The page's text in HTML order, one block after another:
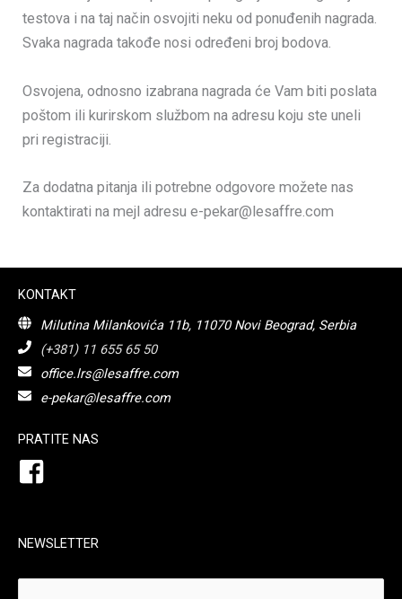
testova i na taj način osvojiti neku od ponuđenih nagrada.
Svaka nagrada takođe nosi određeni broj bodova.
Osvojena, odnosno izabrana nagrada će Vam biti poslata
poštom ili kurirskom službom na adresu koju ste uneli
pri registraciji.
Za dodatna pitanja ili potrebne odgovore možete nas
kontaktirati na mejl adresue-pekar@lesaffre.com
KONTAKT
Milutina Milankovića 11b, 11070 Novi Beograd, Serbia
(+381) 11 655 65 50
office.lrs@lesaffre.com
e-pekar@lesaffre.com
PRATITE NAS
NEWSLETTER